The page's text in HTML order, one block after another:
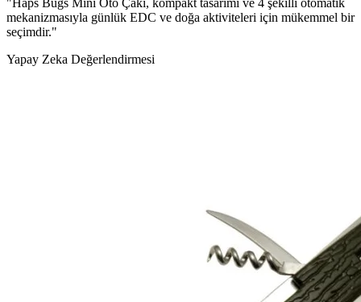
mekanizmasıyla günlük EDC ve doğa aktiviteleri için mükemmel bir
seçimdir."
Yapay Zeka Değerlendirmesi